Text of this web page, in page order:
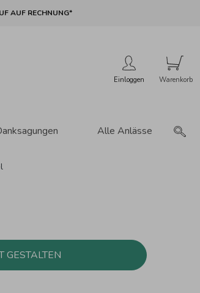
AUF RECHNUNG*
Einloggen
Alle Anlässe
GESTALTEN